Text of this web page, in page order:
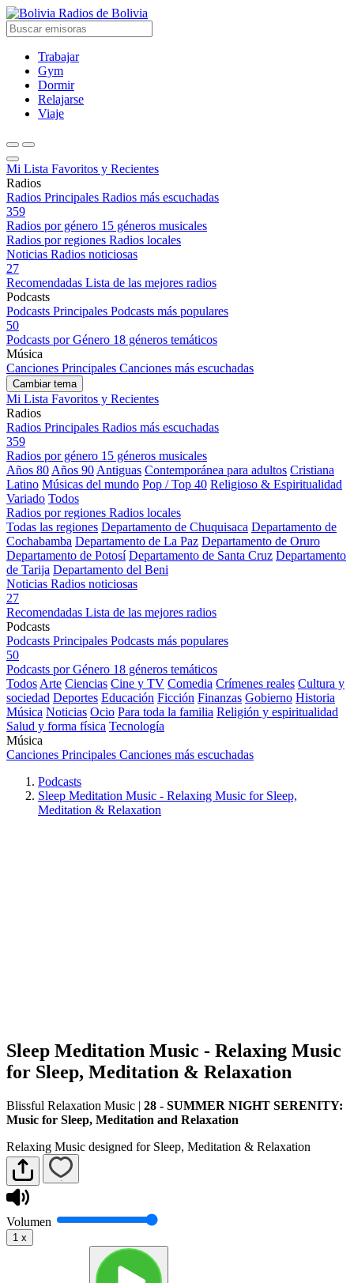
Radios de Bolivia
Trabajar
Gym
Dormir
Relajarse
Viaje
Mi Lista Favoritos y Recientes
Radios
Radios Principales Radios más escuchadas
359
Radios por género 15 géneros musicales
Radios por regiones Radios locales
Noticias Radios noticiosas
27
Recomendadas Lista de las mejores radios
Podcasts
Podcasts Principales Podcasts más populares
50
Podcasts por Género 18 géneros temáticos
Música
Canciones Principales Canciones más escuchadas
Cambiar tema
Mi Lista Favoritos y Recientes
Radios
Radios Principales Radios más escuchadas
359
Radios por género 15 géneros musicales
Años 80 Años 90 Antiguas Contemporánea para adultos Cristiana
Latino Músicas del mundo Pop / Top 40 Religioso & Espiritualidad
Variado Todos
Radios por regiones Radios locales
Todas las regiones Departamento de Chuquisaca Departamento de
Cochabamba Departamento de La Paz Departamento de Oruro
Departamento de Potosí Departamento de Santa Cruz Departamento
de Tarija Departamento del Beni
Noticias Radios noticiosas
27
Recomendadas Lista de las mejores radios
Podcasts
Podcasts Principales Podcasts más populares
50
Podcasts por Género 18 géneros temáticos
Todos Arte Ciencias Cine y TV Comedia Crímenes reales Cultura y
sociedad Deportes Educación Ficción Finanzas Gobierno Historia
Música Noticias Ocio Para toda la familia Religión y espiritualidad
Salud y forma física Tecnología
Música
Canciones Principales Canciones más escuchadas
Podcasts
Sleep Meditation Music - Relaxing Music for Sleep,
Meditation & Relaxation
Sleep Meditation Music - Relaxing Music
for Sleep, Meditation & Relaxation
Blissful Relaxation Music | 28 - SUMMER NIGHT SERENITY:
Music for Sleep, Meditation and Relaxation
Relaxing Music designed for Sleep, Meditation & Relaxation
Volumen
1 x